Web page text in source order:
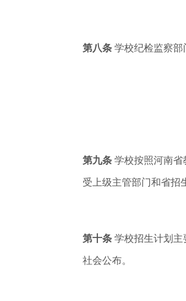
第八条 学校纪检监察
第九条 学校按照河南省
受上级主管部门和省招
第十条 学校招生计划
社会公布。